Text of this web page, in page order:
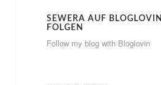
SEWERA AUF BLOGLOVIN
FOLGEN
Follow my blog with Bloglovin